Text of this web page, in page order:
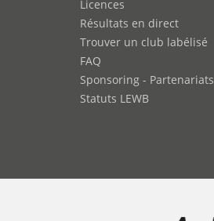
Licences
Résultats en direct
Trouver un club labélisé
FAQ
Sponsoring - Partenariats
Statuts LEWB